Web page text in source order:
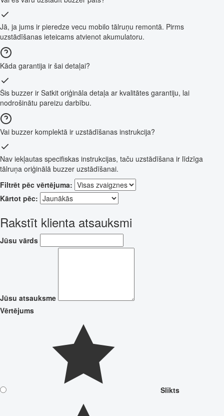
Jā, ja jums ir pieredze vecu mobilo tālruņu remontā. Pirms
uzstādīšanas ieteicams atvienot akumulatoru.
Kāda garantija ir šai detaļai?
Šis buzzer ir Satkit oriģināla detaļa ar kvalitātes garantiju, lai
nodrošinātu pareizu darbību.
Vai buzzer komplektā ir uzstādīšanas instrukcija?
Nav iekļautas specifiskas instrukcijas, taču uzstādīšana ir līdzīga
tālruņa oriģinālā buzzer uzstādīšanai.
Filtrēt pēc vērtējuma:
Kārtot pēc:
Rakstīt klienta atsauksmi
Jūsu vārds
Jūsu atsauksme
Vērtējums
Slikts